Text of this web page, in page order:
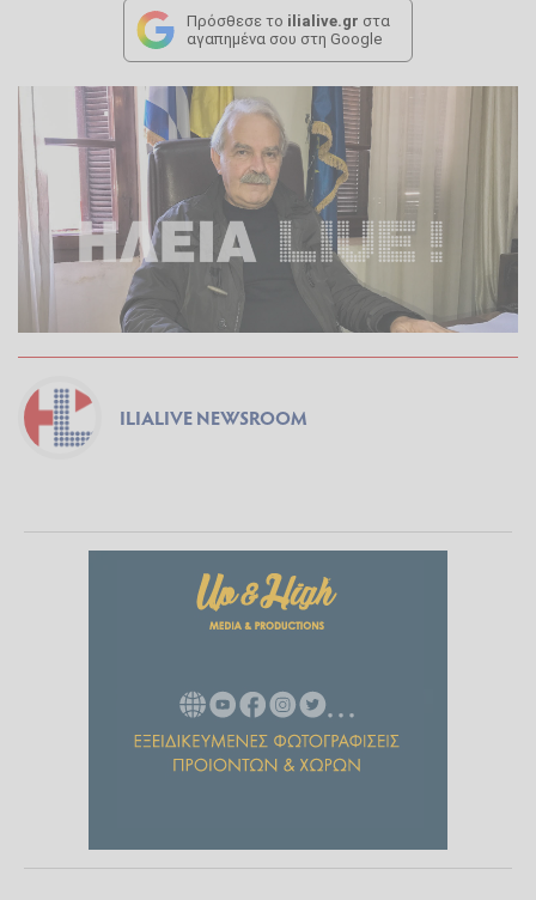
Πρόσθεσε το ilialive.gr στα
αγαπημένα σου στη Google
ILIALIVE NEWSROOM